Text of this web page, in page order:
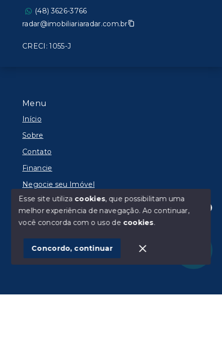
Menu
Início
Sobre
Contato
Financie
Negocie seu Imóvel
© Copyright 2026 - IMOBILIÁRIA RADAR LTDA -
SITE PARA IMOBILIARIA
(48) 3626-3766
radar@imobiliariaradar.com.br
CRECI: 1055-J
Olá! Estamos disponíveis para te ajudar.
Esse site utiliza cookies, que possibilitam uma
melhor experiência de navegação.Ao continuar,
você concorda com o uso de cookies.
Concordo, continuar